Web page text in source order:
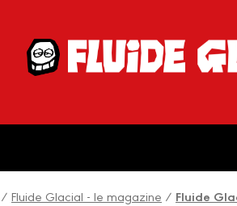
/ Fluide Glacial - le magazine / Fluide